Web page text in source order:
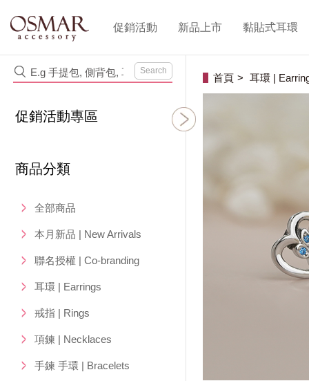
促銷活動 新品上市 黏貼式耳環
Search
促銷活動專區
商品分類
全部商品
本月新品 | New Arrivals
聯名授權 | Co-branding
耳環 | Earrings
戒指 | Rings
項鍊 | Necklaces
手鍊 手環 | Bracelets
首頁 耳環 |